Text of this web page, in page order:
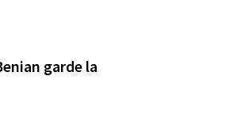
: garde la